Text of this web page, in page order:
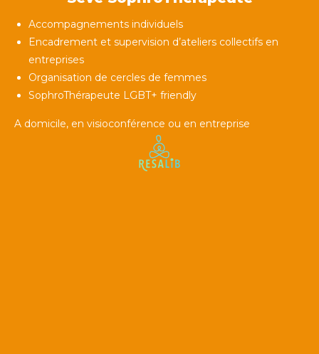
Accompagnements individuels
Encadrement et supervision d’ateliers collectifs en
entreprises
Organisation de cercles de femmes
SophroThérapeute LGBT+ friendly
A domicile, en visioconférence ou en entreprise